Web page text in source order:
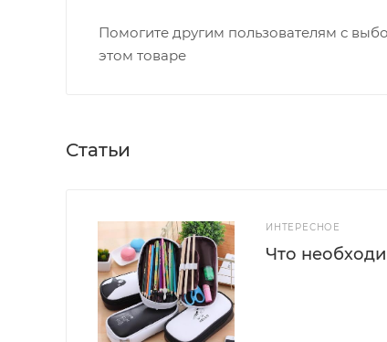
Помогите другим пользователям с
этом товаре
Статьи
ИНТЕРЕСНОЕ
Что